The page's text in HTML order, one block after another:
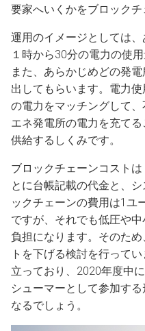
要家へいくかをブロックチ
運用のイメージとしては
１時から30分の電力の使
また、あらかじめどの発
出してもらいます。電力
の電力をマッチングして
エネ発電所の電力を充て
供給するしくみです。
ブロックチェーンコスト
とに台帳記載の代金と、
ックチェーンの費用は1ユ
ですが、それでも低圧や
負担になります。そのた
トを下げる検討を行って
立っており、2020年度中
シューマーとして参加す
なるでしょう。